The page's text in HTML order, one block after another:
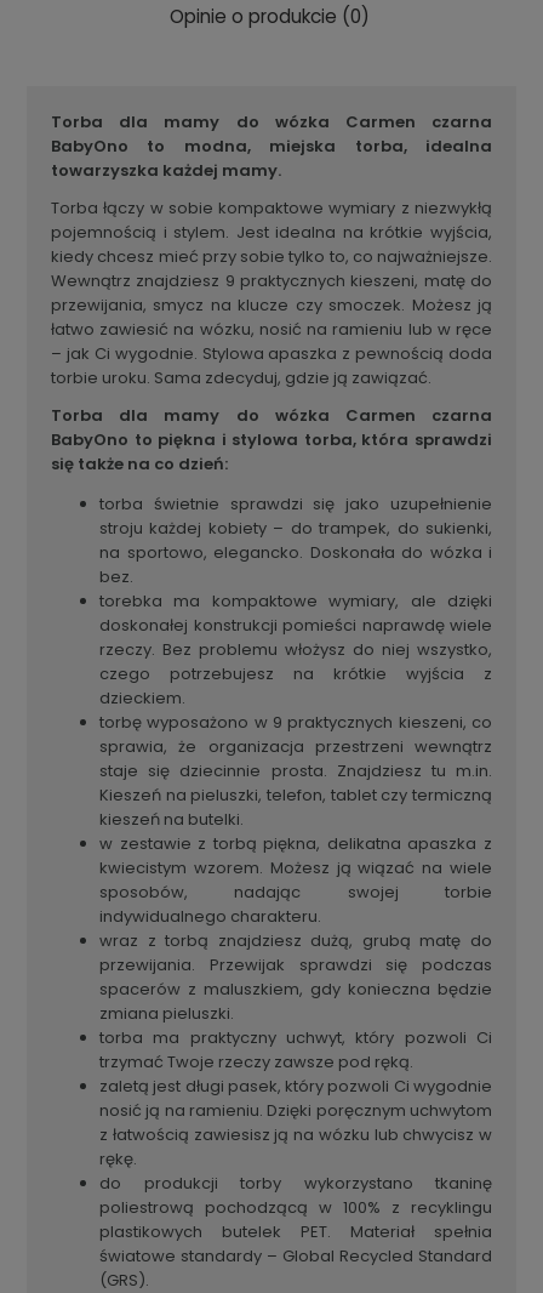
Opinie o produkcie (0)
Torba dla mamy do wózka Carmen czarna
BabyOno to modna, miejska torba, idealna
towarzyszka każdej mamy.
Torba łączy w sobie kompaktowe wymiary z niezwykłą
pojemnością i stylem. Jest idealna na krótkie wyjścia,
kiedy chcesz mieć przy sobie tylko to, co najważniejsze.
Wewnątrz znajdziesz 9 praktycznych kieszeni, matę do
przewijania, smycz na klucze czy smoczek. Możesz ją
łatwo zawiesić na wózku, nosić na ramieniu lub w ręce
– jak Ci wygodnie. Stylowa apaszka z pewnością doda
torbie uroku. Sama zdecyduj, gdzie ją zawiązać.
Torba dla mamy do wózka Carmen czarna
BabyOno to piękna i stylowa torba, która sprawdzi
się także na co dzień:
torba świetnie sprawdzi się jako uzupełnienie
stroju każdej kobiety – do trampek, do sukienki,
na sportowo, elegancko. Doskonała do wózka i
bez.
torebka ma kompaktowe wymiary, ale dzięki
doskonałej konstrukcji pomieści naprawdę wiele
rzeczy. Bez problemu włożysz do niej wszystko,
czego potrzebujesz na krótkie wyjścia z
dzieckiem.
torbę wyposażono w 9 praktycznych kieszeni, co
sprawia, że organizacja przestrzeni wewnątrz
staje się dziecinnie prosta. Znajdziesz tu m.in.
Kieszeń na pieluszki, telefon, tablet czy termiczną
kieszeń na butelki.
w zestawie z torbą piękna, delikatna apaszka z
kwiecistym wzorem. Możesz ją wiązać na wiele
sposobów, nadając swojej torbie
indywidualnego charakteru.
wraz z torbą znajdziesz dużą, grubą matę do
przewijania. Przewijak sprawdzi się podczas
spacerów z maluszkiem, gdy konieczna będzie
zmiana pieluszki.
torba ma praktyczny uchwyt, który pozwoli Ci
trzymać Twoje rzeczy zawsze pod ręką.
zaletą jest długi pasek, który pozwoli Ci wygodnie
nosić ją na ramieniu. Dzięki poręcznym uchwytom
z łatwością zawiesisz ją na wózku lub chwycisz w
rękę.
do produkcji torby wykorzystano tkaninę
poliestrową pochodzącą w 100% z recyklingu
plastikowych butelek PET. Materiał spełnia
światowe standardy – Global Recycled Standard
(GRS).